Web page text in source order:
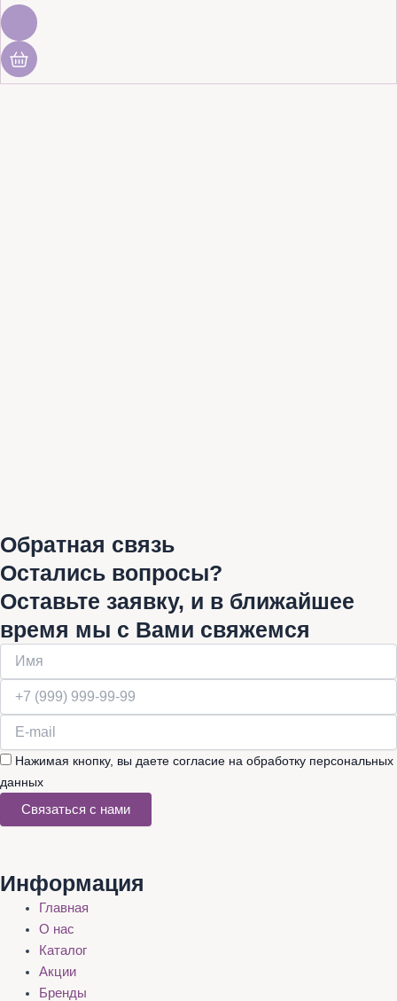
Обратная связь
Остались вопросы?
Оставьте заявку, и в ближайшее
время мы с Вами свяжемся
Нажимая кнопку, вы даете согласие на обработку персональных
данных
Связаться с нами
Информация
Главная
О нас
Каталог
Акции
Бренды